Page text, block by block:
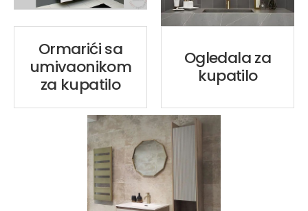
Ormarići sa
umivaonikom
za kupatilo
Ogledala za
kupatilo